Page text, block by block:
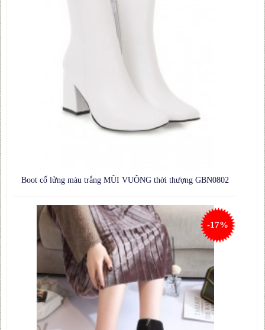
Boot cổ lửng màu trắng MŨI VUÔNG thời thượng GBN0802
-17%